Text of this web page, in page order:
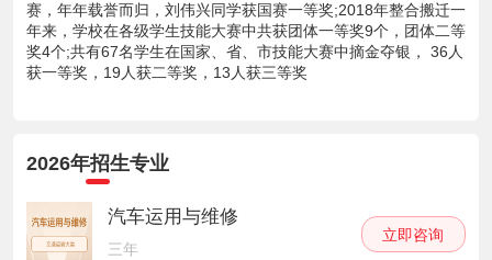
赛，年年载誉而归，刘伟兴同学获国赛一等奖;2018年整合搬迁一
年来，学校在各级学生技能大赛中共获团体一等奖9个，团体二等
奖4个;共有67名学生在国家、省、市技能大赛中摘金夺银， 36人
获一等奖，19人获二等奖，13人获三等奖
2026年招生专业
汽车运用与维修
三年
立即咨询